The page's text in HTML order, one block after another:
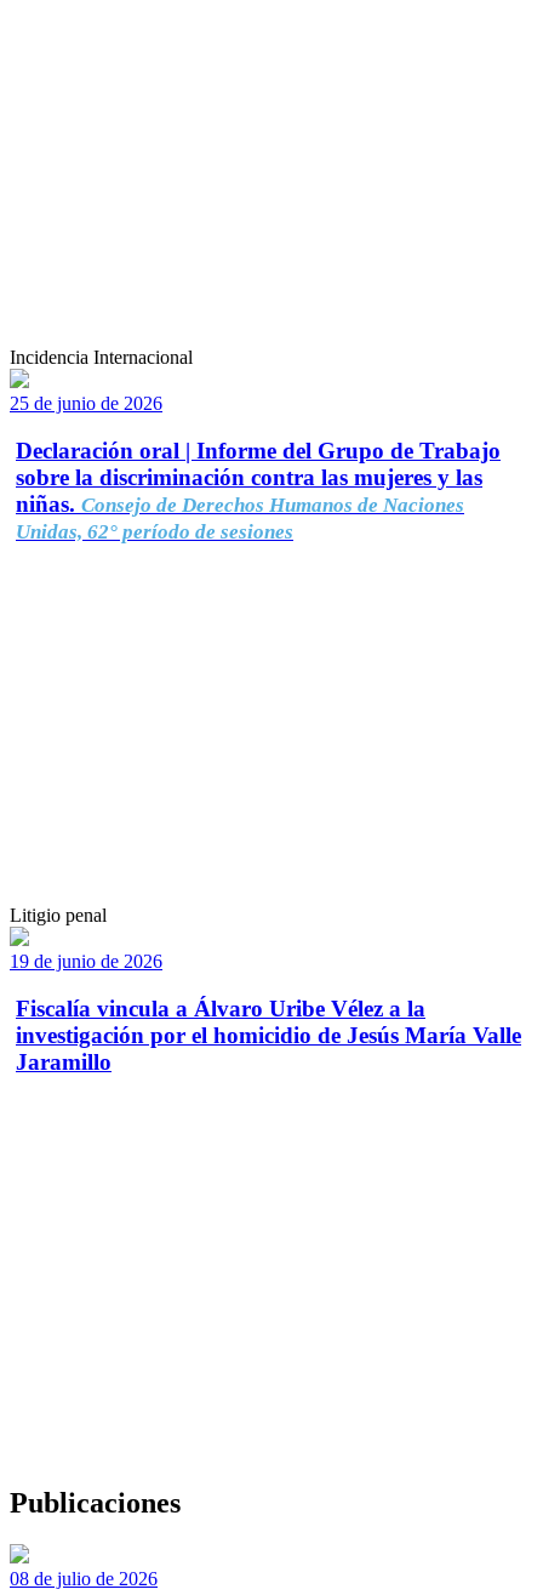
Incidencia Internacional
25 de junio de 2026
Declaración oral | Informe del Grupo de Trabajo
sobre la discriminación contra las mujeres y las
niñas. Consejo de Derechos Humanos de Naciones
Unidas, 62° período de sesiones
Litigio penal
19 de junio de 2026
Fiscalía vincula a Álvaro Uribe Vélez a la
investigación por el homicidio de Jesús María Valle
Jaramillo
Publicaciones
08 de julio de 2026